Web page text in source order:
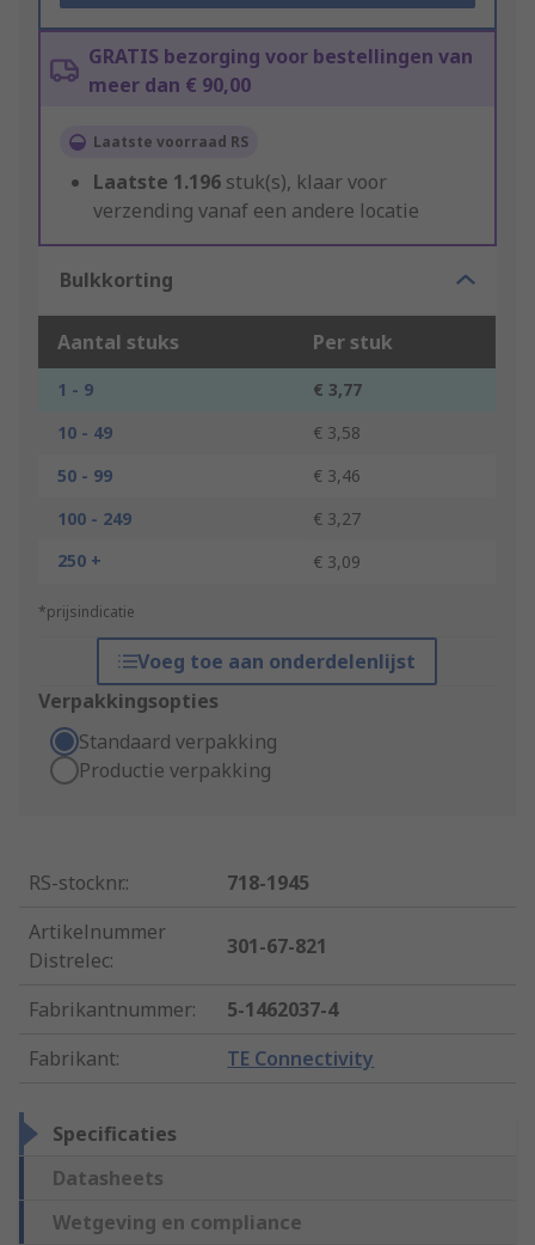
GRATIS bezorging voor bestellingen van
meer dan € 90,00
Laatste voorraad RS
Laatste 1.196 stuk(s), klaar voor
verzending vanaf een andere locatie
Bulkkorting
Aantal stuks Per stuk
1 - 9
€ 3,77
10 - 49
€ 3,58
50 - 99
€ 3,46
100 - 249
€ 3,27
250 +
€ 3,09
*prijsindicatie
Voeg toe aan onderdelenlijst
Verpakkingsopties
Standaard verpakking
Productie verpakking
RS-stocknr.:
718-1945
Artikelnummer
Distrelec:
301-67-821
Fabrikantnummer:
5-1462037-4
Fabrikant: TE Connectivity
Specificaties
Datasheets
Wetgeving en compliance